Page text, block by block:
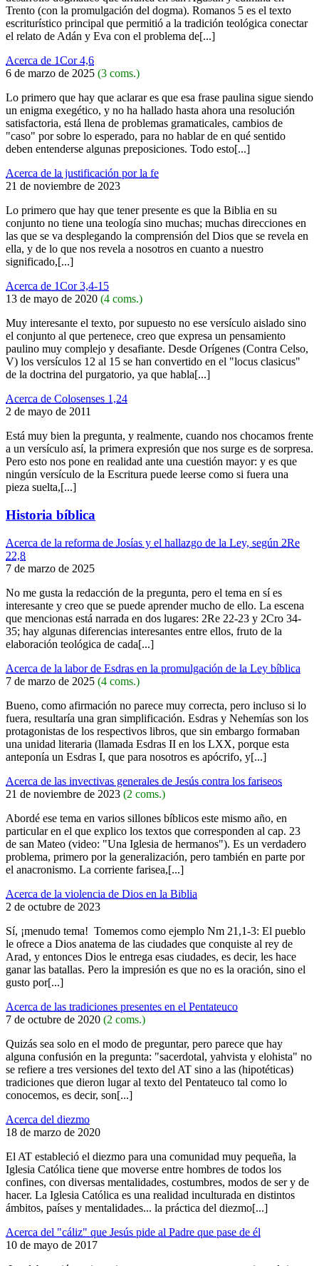
Trento (con la promulgación del dogma). Romanos 5 es el texto
escriturístico principal que permitió a la tradición teológica conectar
el relato de Adán y Eva con el problema de[...]
Acerca de 1Cor 4,6
6 de marzo de 2025 (3 coms.)
Lo primero que hay que aclarar es que esa frase paulina sigue siendo
un enigma exegético, y no ha hallado hasta ahora una resolución
satisfactoria, está llena de problemas gramaticales, cambios de
"caso" por sobre lo esperado, para no hablar de en qué sentido
deben entenderse algunas preposiciones. Todo esto[...]
Acerca de la justificación por la fe
21 de noviembre de 2023
Lo primero que hay que tener presente es que la Biblia en su
conjunto no tiene una teología sino muchas; muchas direcciones en
las que se va desplegando la comprensión del Dios que se revela en
ella, y de lo que nos revela a nosotros en cuanto a nuestro
significado,[...]
Acerca de 1Cor 3,4-15
13 de mayo de 2020 (4 coms.)
Muy interesante el texto, por supuesto no ese versículo aislado sino
el conjunto al que pertenece, creo que expresa un pensamiento
paulino muy complejo y desafiante. Desde Orígenes (Contra Celso,
V) los versículos 12 al 15 se han convertido en el "locus clasicus"
de la doctrina del purgatorio, ya que habla[...]
Acerca de Colosenses 1,24
2 de mayo de 2011
Está muy bien la pregunta, y realmente, cuando nos chocamos frente
a un versículo así, la primera expresión que nos surge es de sorpresa.
Pero esto nos pone en realidad ante una cuestión mayor: y es que
ningún versículo de la Escritura puede leerse como si fuera una
pieza suelta,[...]
Historia bíblica
Acerca de la reforma de Josías y el hallazgo de la Ley, según 2Re
22,8
7 de marzo de 2025
No me gusta la redacción de la pregunta, pero el tema en sí es
interesante y creo que se puede aprender mucho de ello. La escena
que mencionas está narrada en dos lugares: 2Re 22-23 y 2Cro 34-
35; hay algunas diferencias interesantes entre ellos, fruto de la
elaboración teológica de cada[...]
Acerca de la labor de Esdras en la promulgación de la Ley bíblica
7 de marzo de 2025 (4 coms.)
Bueno, como afirmación no parece muy correcta, pero incluso si lo
fuera, resultaría una gran simplificación. Esdras y Nehemías son los
protagonistas de los respectivos libros, que sin embargo formaban
una unidad literaria (llamada Esdras II en los LXX, porque esta
anteponía un Esdras I, que para nosotros es apócrifo, y[...]
Acerca de las invectivas generales de Jesús contra los fariseos
21 de noviembre de 2023 (2 coms.)
Abordé ese tema en varios sillones bíblicos este mismo año, en
particular en el que explico los textos que corresponden al cap. 23
de san Mateo (video: "Una Iglesia de hermanos"). Es un verdadero
problema, primero por la generalización, pero también en parte por
el anacronismo. La corriente farisea,[...]
Acerca de la violencia de Dios en la Biblia
2 de octubre de 2023
Sí, ¡menudo tema! Tomemos como ejemplo Nm 21,1-3: El pueblo
le ofrece a Dios anatema de las ciudades que conquiste al rey de
Arad, y entonces Dios le entrega esas ciudades, es decir, les hace
ganar las batallas. Pero la impresión es que no es la oración, sino el
gusto por[...]
Acerca de las tradiciones presentes en el Pentateuco
7 de octubre de 2020 (2 coms.)
Quizás sea solo en el modo de preguntar, pero parece que hay
alguna confusión en la pregunta: "sacerdotal, yahvista y elohista" no
se refiere a tres versiones del texto del AT sino a las (hipotéticas)
tradiciones que dieron lugar al texto del Pentateuco tal como lo
conocemos, es decir, son[...]
Acerca del diezmo
18 de marzo de 2020
El AT estableció el diezmo para una comunidad muy pequeña, la
Iglesia Católica tiene que moverse entre hombres de todos los
confines, con diversas mentalidades, costumbres, modos de ser y de
hacer. La Iglesia Católica es una realidad inculturada en distintos
ámbitos, países y mentalidades... la práctica del diezmo[...]
Acerca del "cáliz" que Jesús pide al Padre que pase de él
10 de mayo de 2017